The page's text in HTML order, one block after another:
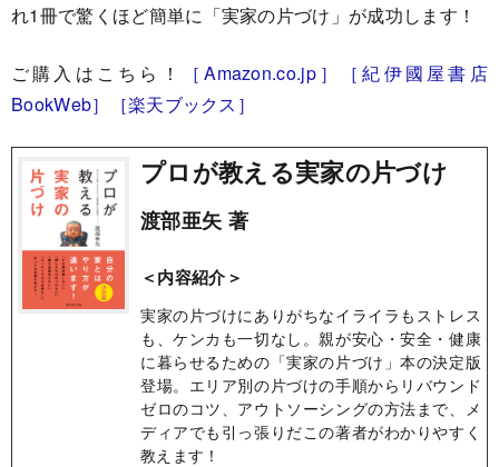
れ1冊で驚くほど簡単に「実家の片づけ」が成功します！
ご購入はこちら！ ［Amazon.co.jp］
［紀伊國屋書店
BookWeb］
［楽天ブックス］
プロが教える実家の片づけ
渡部亜矢 著
＜内容紹介＞
実家の片づけにありがちなイライラもストレス
も、ケンカも一切なし。親が安心・安全・健康
に暮らせるための「実家の片づけ」本の決定版
登場。エリア別の片づけの手順からリバウンド
ゼロのコツ、アウトソーシングの方法まで、メ
ディアでも引っ張りだこの著者がわかりやすく
教えます！